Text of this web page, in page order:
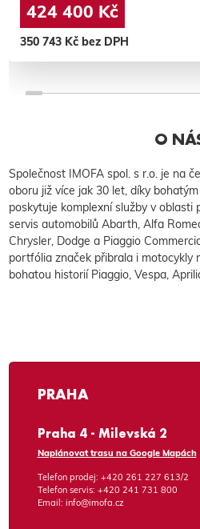
424 400 Kč
350 743 Kč bez DPH
O
Společnost IMOFA spol. s r.o. je na
oboru již více jak 30 let, díky
poskytuje komplexní služby v oblasti
servis automobilů Abarth, Alfa
Chrysler, Dodge a Piaggio
portfólia značek přibrala i motocykly
bohatou historií Piaggio, Vespa,
PRAHA
Praha 4 - Milevská 2
Naplánovat trasu na Google Mapách
Telefon prodej: +420 261 227 613/2
Telefon servis: +420 241 731 800
Email: info@imofa.cz